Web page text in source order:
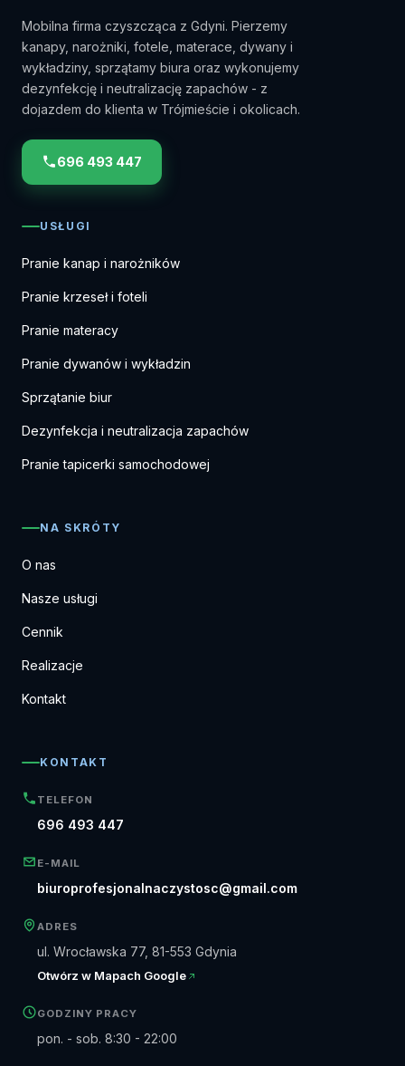
Mobilna firma czyszcząca z Gdyni. Pierzemy
kanapy, narożniki, fotele, materace, dywany i
wykładziny, sprzątamy biura oraz wykonujemy
dezynfekcję i neutralizację zapachów - z
dojazdem do klienta w Trójmieście i okolicach.
696 493 447
USŁUGI
Pranie kanap i narożników
Pranie krzeseł i foteli
Pranie materacy
Pranie dywanów i wykładzin
Sprzątanie biur
Dezynfekcja i neutralizacja zapachów
Pranie tapicerki samochodowej
NA SKRÓTY
O nas
Nasze usługi
Cennik
Realizacje
Kontakt
KONTAKT
TELEFON
696 493 447
E-MAIL
biuroprofesjonalnaczystosc@gmail.com
ADRES
ul. Wrocławska 77, 81-553 Gdynia
Otwórz w Mapach Google
GODZINY PRACY
pon. - sob. 8:30 - 22:00